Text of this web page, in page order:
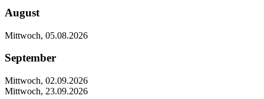
August
Mittwoch, 05.08.2026
September
Mittwoch, 02.09.2026
Mittwoch, 23.09.2026